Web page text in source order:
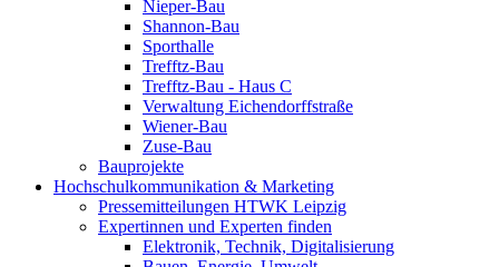
Nieper-Bau
Shannon-Bau
Sporthalle
Trefftz-Bau
Trefftz-Bau - Haus C
Verwaltung Eichendorffstraße
Wiener-Bau
Zuse-Bau
Bauprojekte
Hochschulkommunikation & Marketing
Pressemitteilungen HTWK Leipzig
Expertinnen und Experten finden
Elektronik, Technik, Digitalisierung